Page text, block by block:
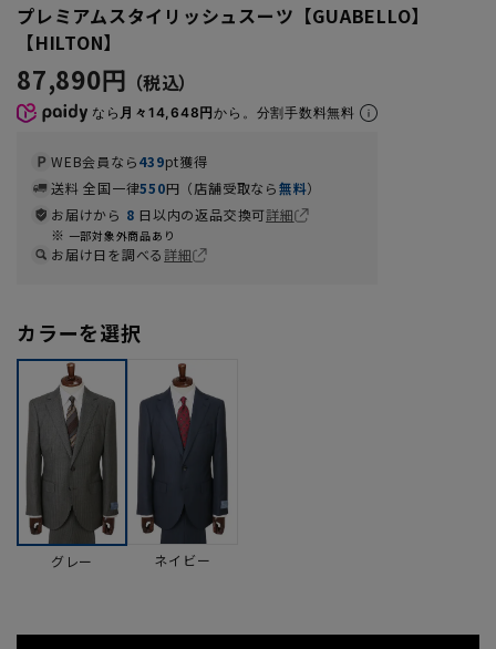
プレミアムスタイリッシュスーツ【GUABELLO】
【HILTON】
87,890円
なら 月々14,648円から。分割手数料無料
WEB会員なら439pt獲得
送料 全国一律550円（店舗受取なら無料）
お届けから 8 日以内の返品交換可詳細
一部対象外商品あり
お届け日を調べる詳細
カラーを選択
グレー ネイビー